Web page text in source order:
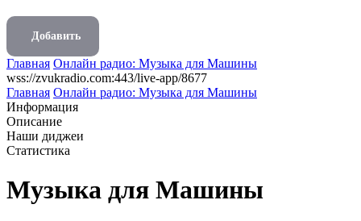
Добавить
Главная Онлайн радио: Музыка для Машины
wss://zvukradio.com:443/live-app/8677
Главная Онлайн радио: Музыка для Машины
Информация
Описание
Наши диджеи
Статистика
Музыка для Машины